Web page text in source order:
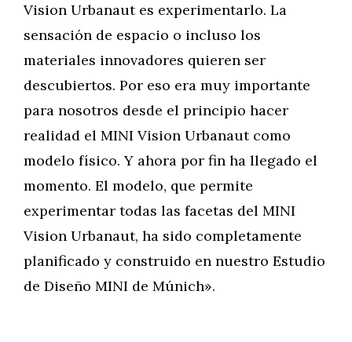
Vision Urbanaut es experimentarlo. La
sensación de espacio o incluso los
materiales innovadores quieren ser
descubiertos. Por eso era muy importante
para nosotros desde el principio hacer
realidad el MINI Vision Urbanaut como
modelo físico. Y ahora por fin ha llegado el
momento. El modelo, que permite
experimentar todas las facetas del MINI
Vision Urbanaut, ha sido completamente
planificado y construido en nuestro Estudio
de Diseño MINI de Múnich».